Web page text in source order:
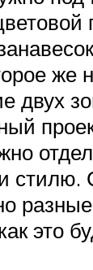
же
двух
стилю.
это